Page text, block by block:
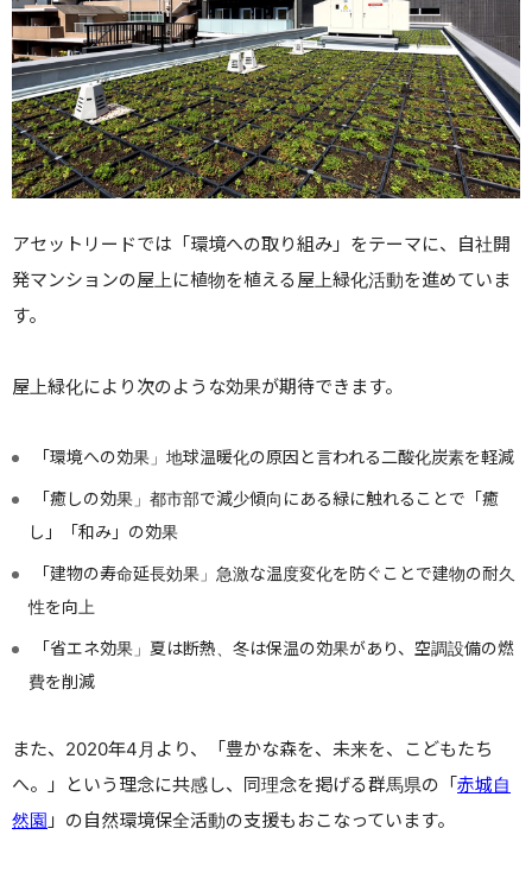
アセットリードでは「環境への取り組み」をテーマに、自社開
発マンションの屋上に植物を植える屋上緑化活動を進めていま
す。
屋上緑化により次のような効果が期待できます。
「環境への効果」地球温暖化の原因と言われる二酸化炭素を軽減
「癒しの効果」都市部で減少傾向にある緑に触れることで「癒
し」「和み」の効果
「建物の寿命延長効果」急激な温度変化を防ぐことで建物の耐久
性を向上
「省エネ効果」夏は断熱、冬は保温の効果があり、空調設備の燃
費を削減
また、2020年4月より、「豊かな森を、未来を、こどもたち
へ。」という理念に共感し、同理念を掲げる群馬県の「 赤城自
然園 」の自然環境保全活動の支援もおこなっています。